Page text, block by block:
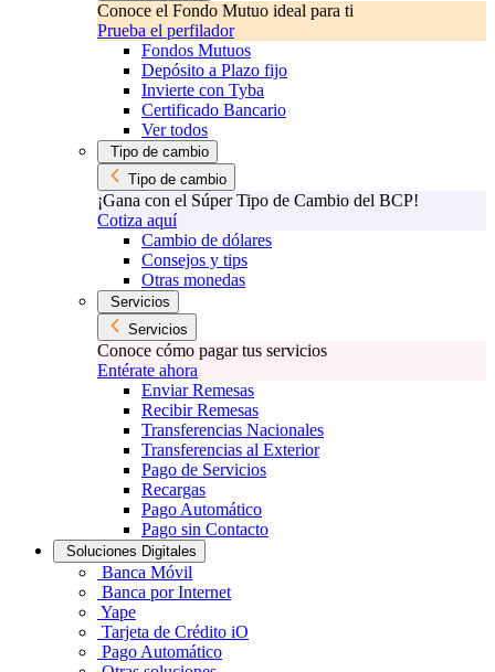
Conoce el Fondo Mutuo ideal para ti
Prueba el perfilador
Fondos Mutuos
Depósito a Plazo fijo
Invierte con Tyba
Certificado Bancario
Ver todos
Tipo de cambio
Tipo de cambio
¡Gana con el Súper Tipo de Cambio del BCP!
Cotiza aquí
Cambio de dólares
Consejos y tips
Otras monedas
Servicios
Servicios
Conoce cómo pagar tus servicios
Entérate ahora
Enviar Remesas
Recibir Remesas
Transferencias Nacionales
Transferencias al Exterior
Pago de Servicios
Recargas
Pago Automático
Pago sin Contacto
Soluciones Digitales
Banca Móvil
Banca por Internet
Yape
Tarjeta de Crédito iO
Pago Automático